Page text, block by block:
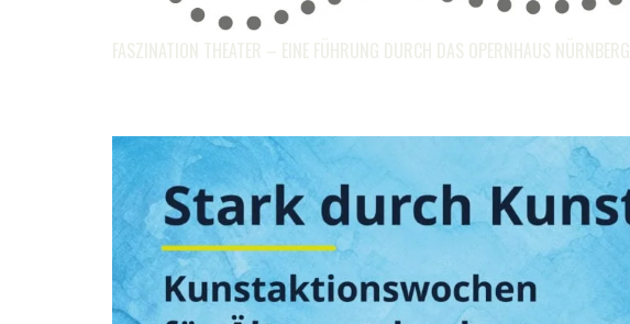
FASZINATION THEATER – EINE FÜHRUNG DURCH DAS OPERNHAUS NÜRNBERG